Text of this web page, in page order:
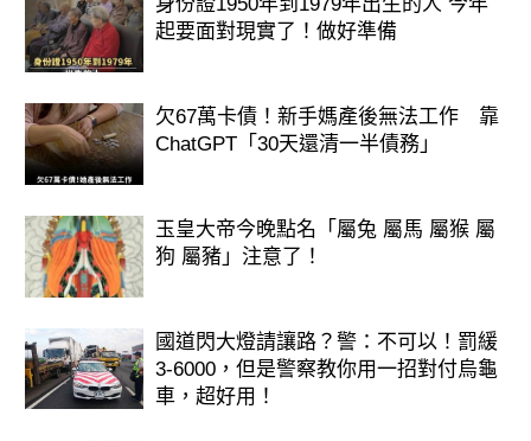
起要面對現實了！做好準備
欠67萬卡債！新手媽產後無法工作 靠
ChatGPT「30天還清一半債務」
玉皇大帝今晚點名「屬兔 屬馬 屬猴 屬
狗 屬豬」注意了！
國道閃大燈請讓路？警：不可以！罰緩
3-6000，但是警察教你用一招對付烏龜
車，超好用！